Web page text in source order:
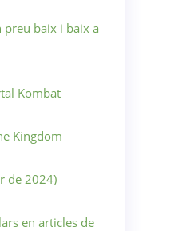
preu baix i baix a
Kombat
Kingdom
de 2024)
en articles de